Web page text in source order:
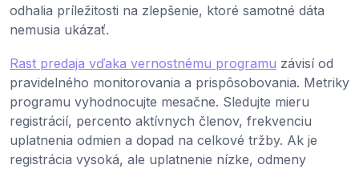
odhalia príležitosti na zlepšenie, ktoré samotné dáta
nemusia ukázať.
Rast predaja vďaka vernostnému programu závisí od
pravidelného monitorovania a prispôsobovania. Metriky
programu vyhodnocujte mesačne. Sledujte mieru
registrácií, percento aktívnych členov, frekvenciu
uplatnenia odmien a dopad na celkové tržby. Ak je
registrácia vysoká, ale uplatnenie nízke, odmeny